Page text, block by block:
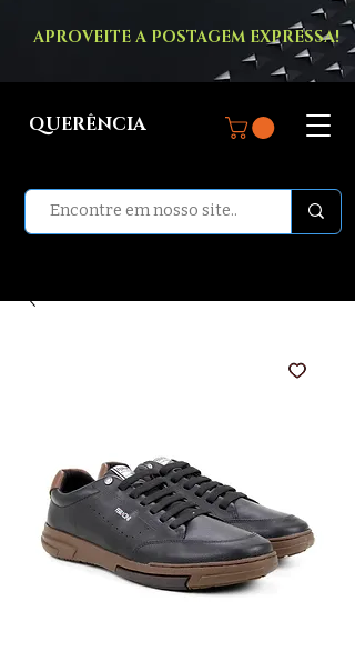
APROVEITE A POSTAGEM EXPRESSA!
QUERÊNCIA